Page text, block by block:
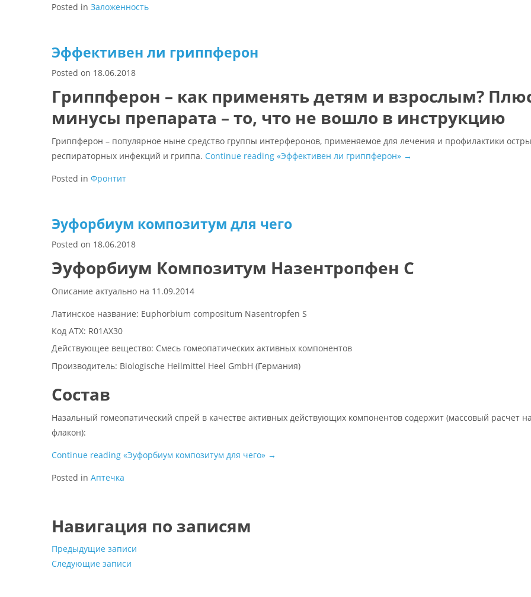
Posted in Заложенность
Эффективен ли гриппферон
Posted on 18.06.2018
Гриппферон – как применять детям и взрослым?
минусы препарата – то, что не вошло в инструкцию
Гриппферон – популярное ныне средство группы интерферонов, применяемое для лечения и профилактики
респираторных инфекций и гриппа. Continue reading «Эффективен ли гриппферон» →
Posted in Фронтит
Эуфорбиум композитум для чего
Posted on 18.06.2018
Эуфорбиум Композитум Назентропфен С
Описание актуально на 11.09.2014
Латинское название: Euphorbium compositum Nasentropfen S
Код АТХ: R01AX30
Действующее вещество: Смесь гомеопатических активных компонентов
Производитель: Biologische Heilmittel Heel GmbH (Германия)
Состав
Назальный гомеопатический спрей в качестве активных действующих компонентов содержит (массовый расчет
флакон):
Continue reading «Эуфорбиум композитум для чего» →
Posted in Аптечка
Навигация по записям
Предыдущие записи
Следующие записи